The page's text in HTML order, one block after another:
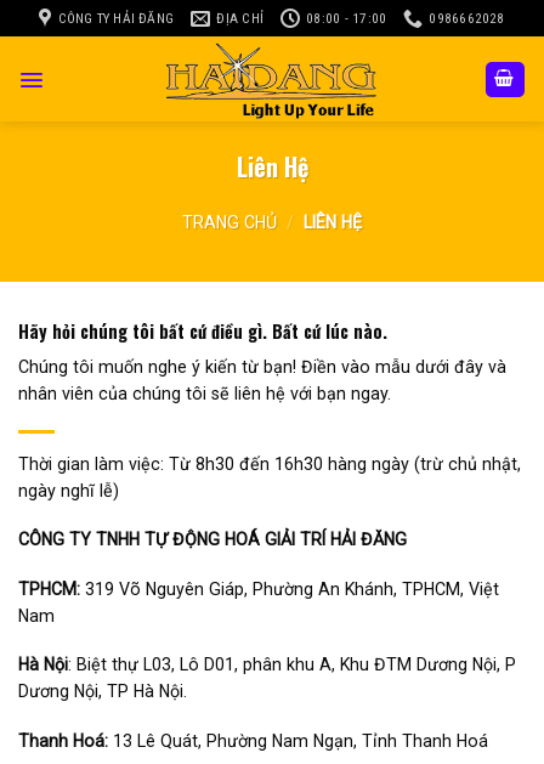
to
CÔNG TY HẢI ĐĂNG ĐỊA CHỈ 08:00 - 17:00 0986662028
Liên Hệ
TRANG CHỦ / LIÊN HỆ
Hãy hỏi chúng tôi bất cứ điều gì. Bất cứ lúc nào.
Chúng tôi muốn nghe ý kiến từ bạn! Điền vào mẫu dưới đây và
nhân viên của chúng tôi sẽ liên hệ với bạn ngay.
Thời gian làm việc: Từ 8h30 đến 16h30 hàng ngày (trừ chủ nhật,
ngày nghĩ lễ)
CÔNG TY TNHH TỰ ĐỘNG HOÁ GIẢI TRÍ HẢI ĐĂNG
TPHCM: 319 Võ Nguyên Giáp, Phường An Khánh, TPHCM, Việt
Nam
Hà Nội: Biệt thự L03, Lô D01, phân khu A, Khu ĐTM Dương Nội, P
Dương Nội, TP Hà Nội.
Thanh Hoá: 13 Lê Quát, Phường Nam Ngạn, Tỉnh Thanh Hoá